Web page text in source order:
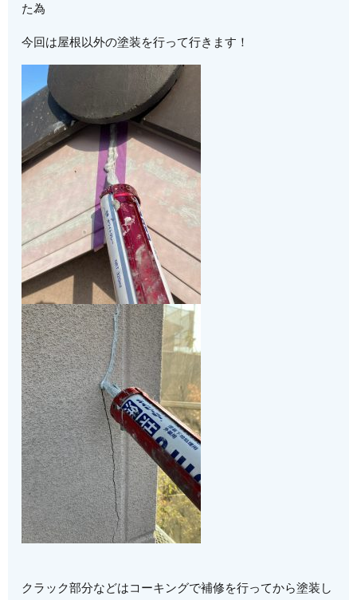
た為
今回は屋根以外の塗装を行って行きます！
クラック部分などはコーキングで補修を行ってから塗装し